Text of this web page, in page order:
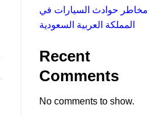
مخاطر حوادث السيارات في
المملكة العربية السعودية
Recent
Comments
No comments to show.